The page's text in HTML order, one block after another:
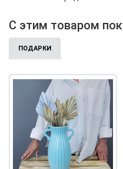
С этим товаром
ПОДАРКИ